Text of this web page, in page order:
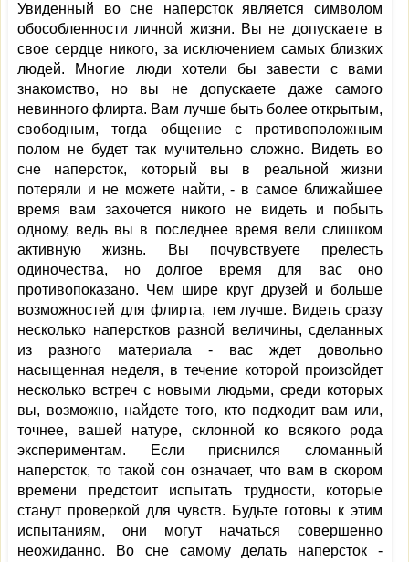
Увиденный во сне наперсток является символом
обособленности личной жизни. Вы не допускаете в
свое сердце никого, за исключением самых близких
людей. Многие люди хотели бы завести с вами
знакомство, но вы не допускаете даже самого
невинного флирта. Вам лучше быть более открытым,
свободным, тогда общение с противоположным
полом не будет так мучительно сложно. Видеть во
сне наперсток, который вы в реальной жизни
потеряли и не можете найти, - в самое ближайшее
время вам захочется никого не видеть и побыть
одному, ведь вы в последнее время вели слишком
активную жизнь. Вы почувствуете прелесть
одиночества, но долгое время для вас оно
противопоказано. Чем шире круг друзей и больше
возможностей для флирта, тем лучше. Видеть сразу
несколько наперстков разной величины, сделанных
из разного материала - вас ждет довольно
насыщенная неделя, в течение которой произойдет
несколько встреч с новыми людьми, среди которых
вы, возможно, найдете того, кто подходит вам или,
точнее, вашей натуре, склонной ко всякого рода
экспериментам. Если приснился сломанный
наперсток, то такой сон означает, что вам в скором
времени предстоит испытать трудности, которые
станут проверкой для чувств. Будьте готовы к этим
испытаниям, они могут начаться совершенно
неожиданно. Во сне самому делать наперсток -